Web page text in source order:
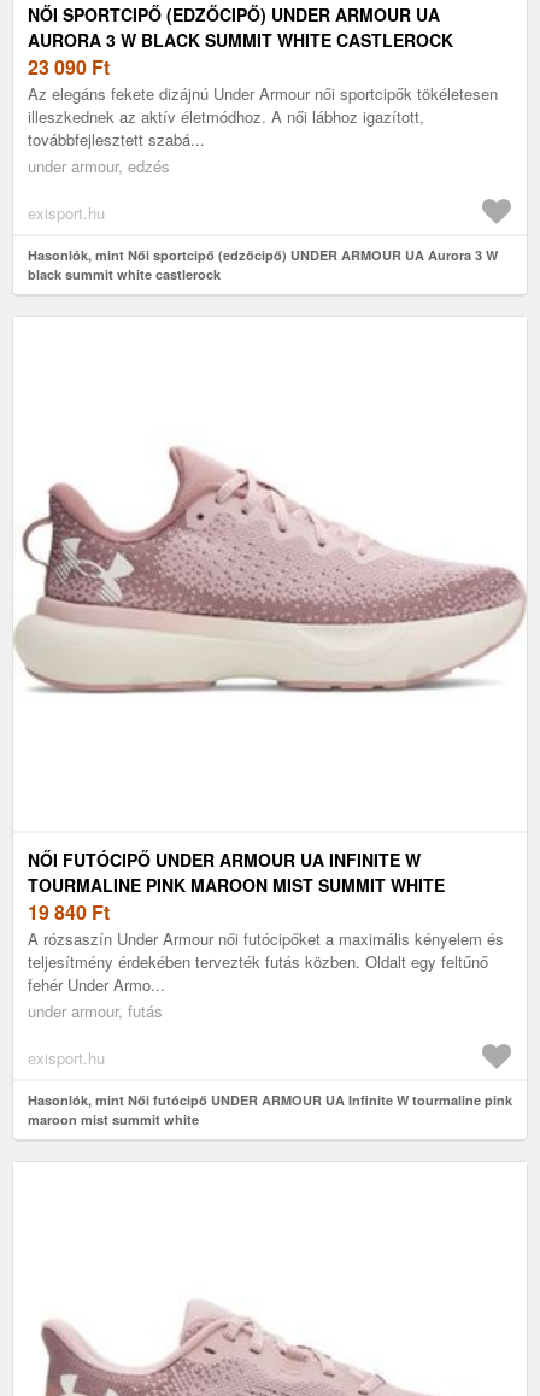
NŐI SPORTCIPŐ (EDZŐCIPŐ) UNDER ARMOUR UA
AURORA 3 W BLACK SUMMIT WHITE CASTLEROCK
23 090 Ft
Az elegáns fekete dizájnú Under Armour női sportcipők tökéletesen
illeszkednek az aktív életmódhoz. A női lábhoz igazított,
továbbfejlesztett szabá...
under armour, edzés
exisport.hu
Hasonlók, mint Női sportcipő (edzőcipő) UNDER ARMOUR UA Aurora 3 W
black summit white castlerock
NŐI FUTÓCIPŐ UNDER ARMOUR UA INFINITE W
TOURMALINE PINK MAROON MIST SUMMIT WHITE
19 840 Ft
A rózsaszín Under Armour női futócipőket a maximális kényelem és
teljesítmény érdekében tervezték futás közben. Oldalt egy feltűnő
fehér Under Armo...
under armour, futás
exisport.hu
Hasonlók, mint Női futócipő UNDER ARMOUR UA Infinite W tourmaline pink
maroon mist summit white